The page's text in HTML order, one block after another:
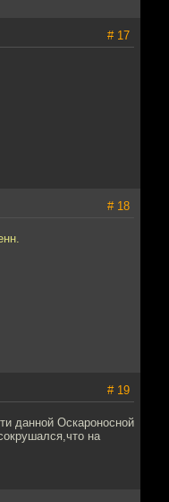
# 17
# 18
# 19
данной Оскароносной
на